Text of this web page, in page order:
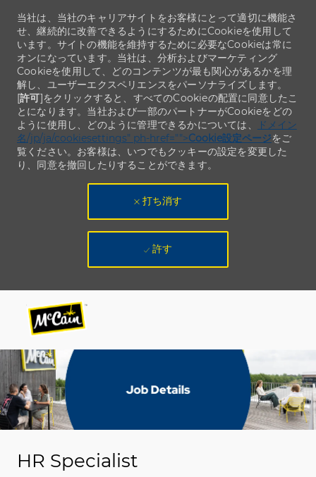
-
-
当社は、当社のキャリアサイトをお客様にとって適切に機能さ
せ、継続的に改善できるようにするためにCookieを使用して
います。サイトの機能を維持するために必要なCookieは常に
オンになっています。当社は、分析およびマーケティング
Cookieを使用して、どのコンテンツが最も関心があるかを理
解し、ユーザーエクスペリエンスをパーソナライズします。
[許可]をクリックすると、すべてのCookieの配置に同意したこ
とになります。当社および一部のパートナーがCookieをどの
ように使用し、どのように管理できるかについては、
ドメイン
名/jp/ja/cookiesettings" ph-href="">Cookie設定ページをご
覧ください。お客様は、いつでもクッキーの設定を変更した
り、同意を撤回したりすることができます。
打ち消す
許す
HR Specialist